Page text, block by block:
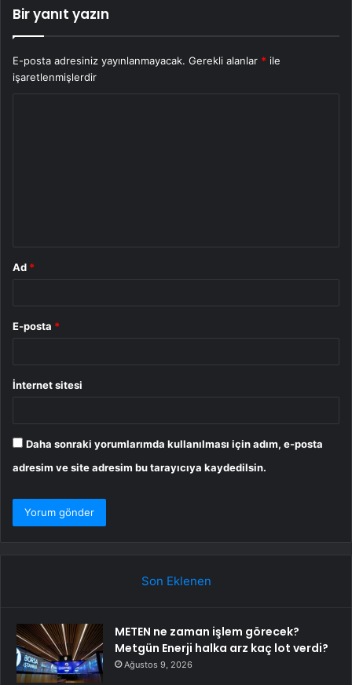
Bir yanıt yazın
E-posta adresiniz yayınlanmayacak. Gerekli alanlar * ile
işaretlenmişlerdir
Ad *
E-posta *
İnternet sitesi
Daha sonraki yorumlarımda kullanılması için adım, e-posta
adresim ve site adresim bu tarayıcıya kaydedilsin.
Son Eklenen
METEN ne zaman işlem görecek?
Metgün Enerji halka arz kaç lot verdi?
Ağustos 9, 2026